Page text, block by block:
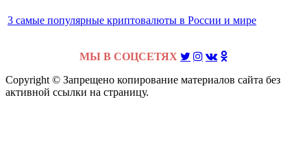
3 самые популярные криптовалюты в России и мире
МЫ В СОЦСЕТЯХ
Copyright © Запрещено копирование материалов сайта без
активной ссылки на страницу.